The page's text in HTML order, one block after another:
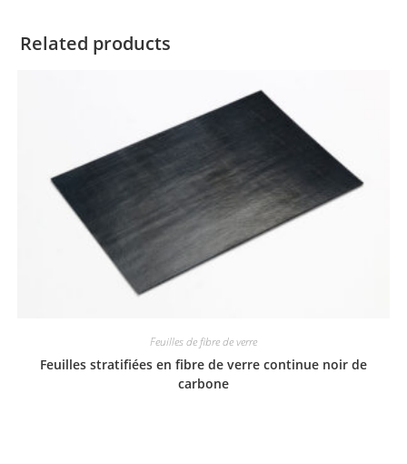
Related products
Feuilles de fibre de verre
Feuilles stratifiées en fibre de verre continue noir de
carbone